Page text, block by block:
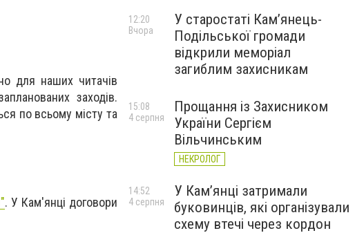
для наших читачів
заходів.
по всьому місту та
. У Кам'янці договори
У старостаті Кам’янець-
Подільської громади
відкрили меморіал
загиблим захисникам
12:20
Вчора
Прощання із Захисником
України Сергієм
Вільчинським
НЕКРОЛОГ
15:08
4 серпня
У Кам’янці затримали
буковинців, які організували
схему втечі через кордон
14:52
4 серпня